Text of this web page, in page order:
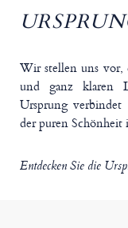
Wir stellen uns vor,
und ganz klaren
Ursprung verbindet
der puren Schönheit
Entdecken Sie die